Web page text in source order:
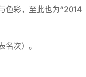
色彩，至此也为
次）。